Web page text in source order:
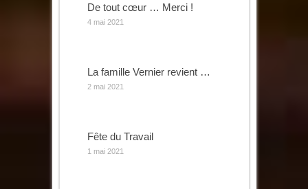
De tout cœur … Merci !
4 mai 2021
La famille Vernier revient …
2 mai 2021
Fête du Travail
1 mai 2021